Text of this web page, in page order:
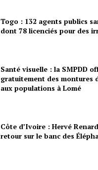
Togo : 132 agents publics
dont 78 licenciés pour des
Santé visuelle : la SMPDD
gratuitement des montures
aux populations à Lomé
Côte d’Ivoire : Hervé
retour sur le banc des